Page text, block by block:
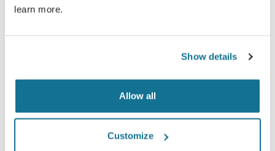
learn more.
Show details
Allow all
Customize
mọi lúc. Máy chủ của chúng tôi được mã hóa
tư.